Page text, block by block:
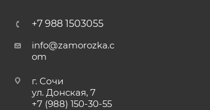
+7 988 1503055
info@zamorozka.c
om
г. Сочи
ул. Донская, 7
+7 (988) 150-30-55